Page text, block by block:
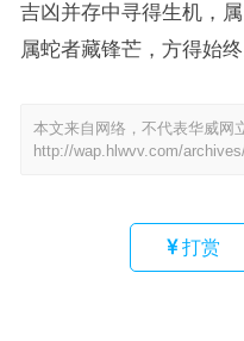
吉凶并存中寻得生机，
属蛇者藏锋芒，方得始终
本文来自网络，不代表华威网
http://wap.hlwvv.com/
打赏